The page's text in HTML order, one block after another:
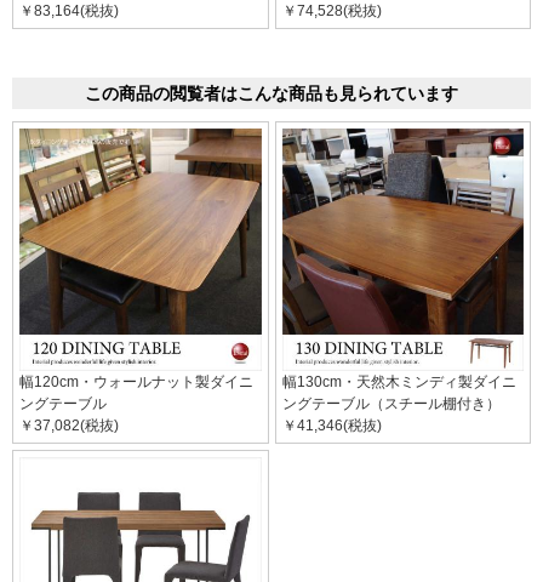
￥83,164(税抜)
￥74,528(税抜)
この商品の閲覧者はこんな商品も見られています
幅120cm・ウォールナット製ダイニ
ングテーブル
￥37,082(税抜)
幅130cm・天然木ミンディ製ダイニ
ングテーブル（スチール棚付き）
￥41,346(税抜)